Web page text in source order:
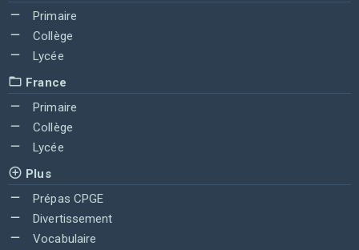
Primaire
Collège
Lycée
France
Primaire
Collège
Lycée
Plus
Prépas CPGE
Divertissement
Vocabulaire